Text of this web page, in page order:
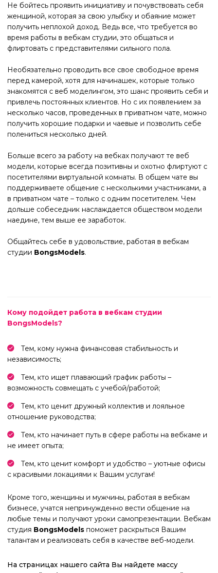
Не бойтесь проявить инициативу и почувствовать себя
женщиной, которая за свою улыбку и обаяние может
получить неплохой доход. Ведь все, что требуется во
время работы в вебкам студии, это общаться и
флиртовать с представителями сильного пола.
Необязательно проводить все свое свободное время
перед камерой, хотя для начинашек, которые только
знакомятся с веб моделингом, это шанс проявить себя и
привлечь постоянных клиентов. Но с их появлением за
несколько часов, проведенных в приватном чате, можно
получить хорошие подарки и чаевые и позволить себе
полениться несколько дней.
Больше всего за работу на вебках получают те веб
модели, которые всегда позитивны и охотно флиртуют с
посетителями виртуальной комнаты. В общем чате вы
поддерживаете общение с несколькими участниками, а
в приватном чате – только с одним посетителем. Чем
дольше собеседник наслаждается обществом модели
наедине, тем выше ее заработок.
Общайтесь себе в удовольствие, работая в вебкам
студии BongsModels.
Кому подойдет работа в вебкам студии
BongsModels?
Тем, кому нужна финансовая стабильность и
независимость;
Тем, кто ищет плавающий график работы –
возможность совмещать с учебой/работой;
Тем, кто ценит дружный коллектив и лояльное
отношение руководства;
Тем, кто начинает путь в сфере работы на вебкаме и
не имеет опыта;
Тем, кто ценит комфорт и удобство – уютные офисы
с красивыми локациями к Вашим услугам!
Кроме того, женщины и мужчины, работая в вебкам
бизнесе, учатся непринужденно вести общение на
любые темы и получают уроки самопрезентации. Вебкам
студия BongsModels поможет раскрыться Вашим
талантам и реализовать себя в качестве веб-модели.
На страницах нашего сайта Вы найдете массу